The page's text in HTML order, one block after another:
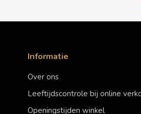
Informatie
Over ons
Leeftijdscontrole bij online
Openingstijden winkel